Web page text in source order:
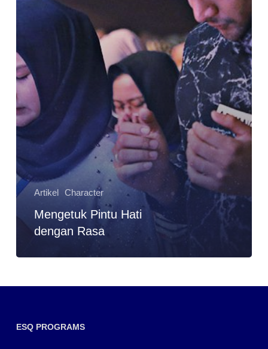
Artikel Character
Mengetuk Pintu Hati
dengan Rasa
ESQ PROGRAMS